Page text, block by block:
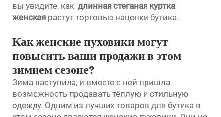
вы увидите, как длинная стеганая куртка
женская растут торговые наценки бутика.
Как женские пуховики могут
повысить ваши продажи в этом
зимнем сезоне?
Зима наступила, и вместе с ней пришла
возможность продавать тёплую и стильную
одежду. Одним из лучших товаров для бутика в